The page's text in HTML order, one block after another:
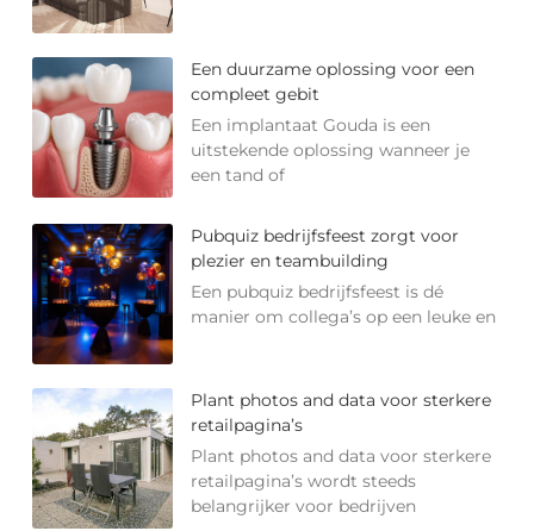
Een duurzame oplossing voor een
compleet gebit
Een implantaat Gouda is een
uitstekende oplossing wanneer je
een tand of
Pubquiz bedrijfsfeest zorgt voor
plezier en teambuilding
Een pubquiz bedrijfsfeest is dé
manier om collega’s op een leuke en
Plant photos and data voor sterkere
retailpagina’s
Plant photos and data voor sterkere
retailpagina’s wordt steeds
belangrijker voor bedrijven